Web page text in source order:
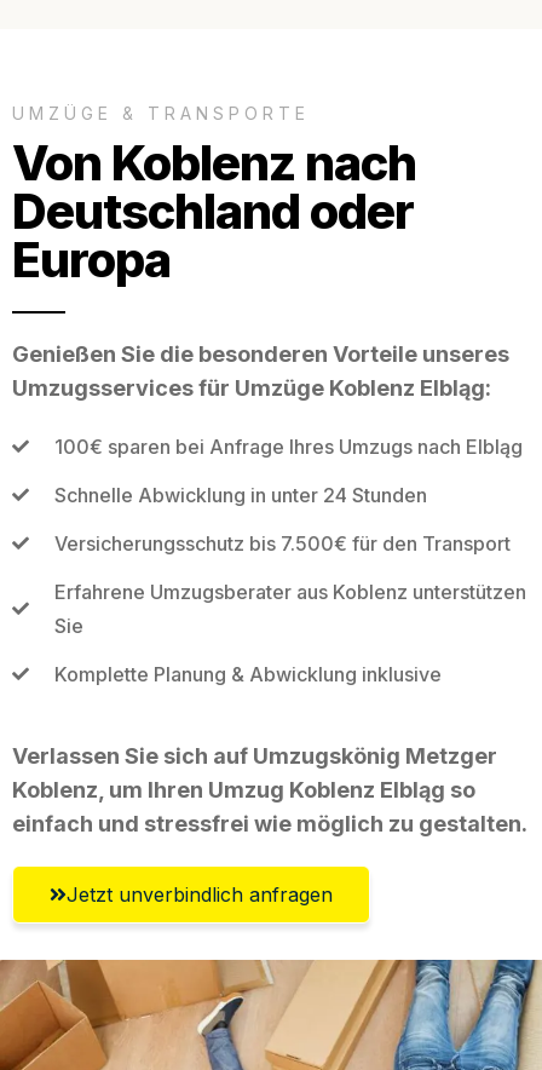
UMZÜGE & TRANSPORTE
Von Koblenz nach
Deutschland oder
Europa
Genießen Sie die besonderen Vorteile unseres
Umzugsservices für Umzüge Koblenz Elbląg:
100€ sparen bei Anfrage Ihres Umzugs nach Elbląg
Schnelle Abwicklung in unter 24 Stunden
Versicherungsschutz bis 7.500€ für den Transport
Erfahrene Umzugsberater aus Koblenz unterstützen
Sie
Komplette Planung & Abwicklung inklusive
Verlassen Sie sich auf Umzugskönig Metzger
Koblenz, um Ihren Umzug Koblenz Elbląg so
einfach und stressfrei wie möglich zu gestalten.
Jetzt unverbindlich anfragen